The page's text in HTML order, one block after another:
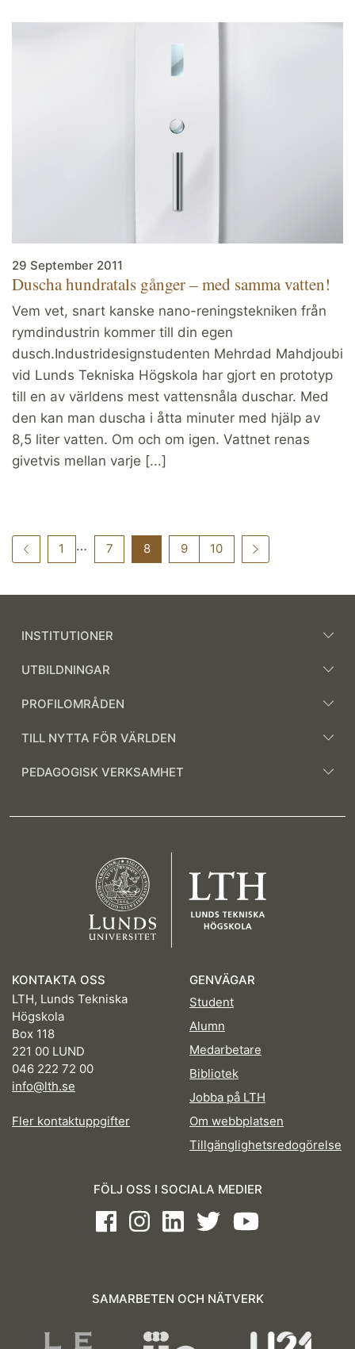
29 September 2011
Duscha hundratals gånger – med samma vatten!
Vem vet, snart kanske nano-reningstekniken från
rymdindustrin kommer till din egen
dusch.Industridesignstudenten Mehrdad Mahdjoubi
vid Lunds Tekniska Högskola har gjort en prototyp
till en av världens mest vattensnåla duschar. Med
den kan man duscha i åtta minuter med hjälp av
8,5 liter vatten. Om och om igen. Vattnet renas
givetvis mellan varje [...]
1 … 7 8 9 10
INSTITUTIONER
UTBILDNINGAR
PROFILOMRÅDEN
TILL NYTTA FÖR VÄRLDEN
PEDAGOGISK VERKSAMHET
KONTAKTA OSS
LTH, Lunds Tekniska
Högskola
Box 118
221 00 LUND
046 222 72 00
info@lth.se
Fler kontaktuppgifter
GENVÄGAR
Student
Alumn
Medarbetare
Bibliotek
Jobba på LTH
Om webbplatsen
Tillgänglighetsredogörelse
FÖLJ OSS I SOCIALA MEDIER
FacebookInstagramLinkedInTwitterYoutube
SAMARBETEN OCH NÄTVERK